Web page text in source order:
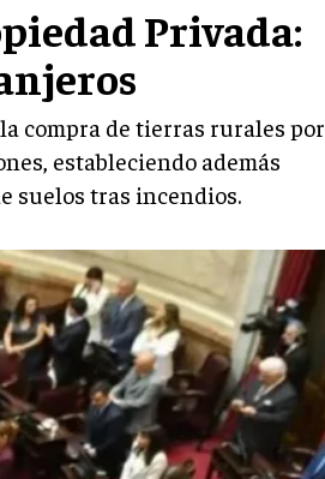
Privada:
compra de tierras rurales por
estableciendo además
suelos tras incendios.